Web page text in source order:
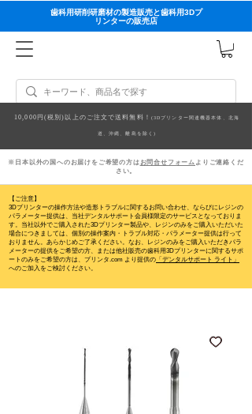
歯科用研削研磨材の製造販売と歯科用3Dプ
リンターの販売店
10,000円(税別)以上のご注文で送料無料！ (3Dプリンター関連機器本体、北海
道、沖縄、離島を除く)
※日本以外の国へのお届けをご希望の方はお問合せフォーム よりご連絡くだ
さい。
【ご注意】
3Dプリンターの操作方法や造形トラブルに関するお問い合わせ、ならびにレジンの
パラメーター提供は、当社デンタルサポート会員様限定のサービスとなっておりま
す。当社以外でご購入された3Dプリンター製品や、レジンのみをご購入いただいた
場合につきましては、個別の操作案内・トラブル対応・パラメーター提供は行って
おりません。 あらかじめご了承ください。なお、レジンのみをご購入いただきパラ
メーターの提供をご希望の方、または他社販売の歯科用3Dプリンターに関するサポ
ートのみをご希望の方は、プリンタ.com より提供の 「デンタルサポート ライト」
へのご加入をご検討ください。